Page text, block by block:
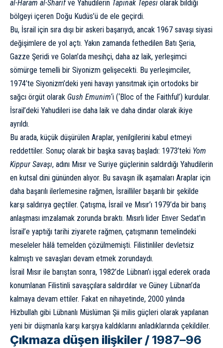
al-Haram al-Sharif ve Yahudilerin Tapınak Tepesi olarak bildiği
bölgeyi içeren Doğu Kudüs’ü de ele geçirdi.
Bu, İsrail için sıra dışı bir askeri başarıydı, ancak 1967 savaşı siyasi
değişimlere de yol açtı. Yakın zamanda fethedilen Batı Şeria,
Gazze Şeridi ve Golan’da mesihçi, daha az laik, yerleşimci
sömürge temelli bir Siyonizm gelişecekti. Bu yerleşimciler,
1974’te Siyonizm’deki yeni havayı yansıtmak için ortodoks bir
sağcı örgüt olarak Gush Emunim‘i (‘Bloc of the Faithful’) kurdular.
İsrail’deki Yahudileri ise daha laik ve daha dindar olarak ikiye
ayrıldı.
Bu arada, küçük düşürülen Araplar, yenilgilerini kabul etmeyi
reddettiler. Sonuç olarak bir başka savaş başladı: 1973’teki Yom
Kippur Savaşı, adını Mısır ve Suriye güçlerinin saldırdığı Yahudilerin
en kutsal dini gününden alıyor. Bu savaşın ilk aşamaları Araplar için
daha başarılı ilerlemesine rağmen, İsrailliler başarılı bir şekilde
karşı saldırıya geçtiler. Çatışma, İsrail ve Mısır’ı 1979’da bir barış
anlaşması imzalamak zorunda bıraktı. Mısırlı lider Enver Sedat’ın
İsrail’e yaptığı tarihi ziyarete rağmen, çatışmanın temelindeki
meseleler hâlâ temelden çözülmemişti. Filistinliler devletsiz
kalmıştı ve savaşları devam etmek zorundaydı.
İsrail Mısır ile barıştan sonra, 1982’de Lübnan’ı işgal ederek orada
konumlanan Filistinli savaşçılara saldırdılar ve Güney Lübnan’da
kalmaya devam ettiler. Fakat en nihayetinde, 2000 yılında
Hizbullah gibi Lübnanlı Müslüman Şii milis güçleri olarak yapılanan
yeni bir düşmanla karşı karşıya kaldıklarını anladıklarında çekildiler.
Çıkmaza düşen ilişkiler / 1987–96